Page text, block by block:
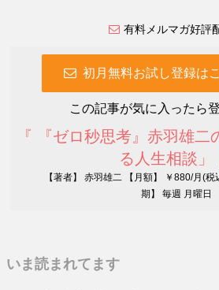
有料メルマガ好評
初月無料お試し登録は
この記事が気に入ったら
『 『ゼロ秒思考』赤羽雄二
る人生相談」
【著者】 赤羽雄二 【月額】 ￥880/月(
期】 毎週 月曜日
いま読まれてます